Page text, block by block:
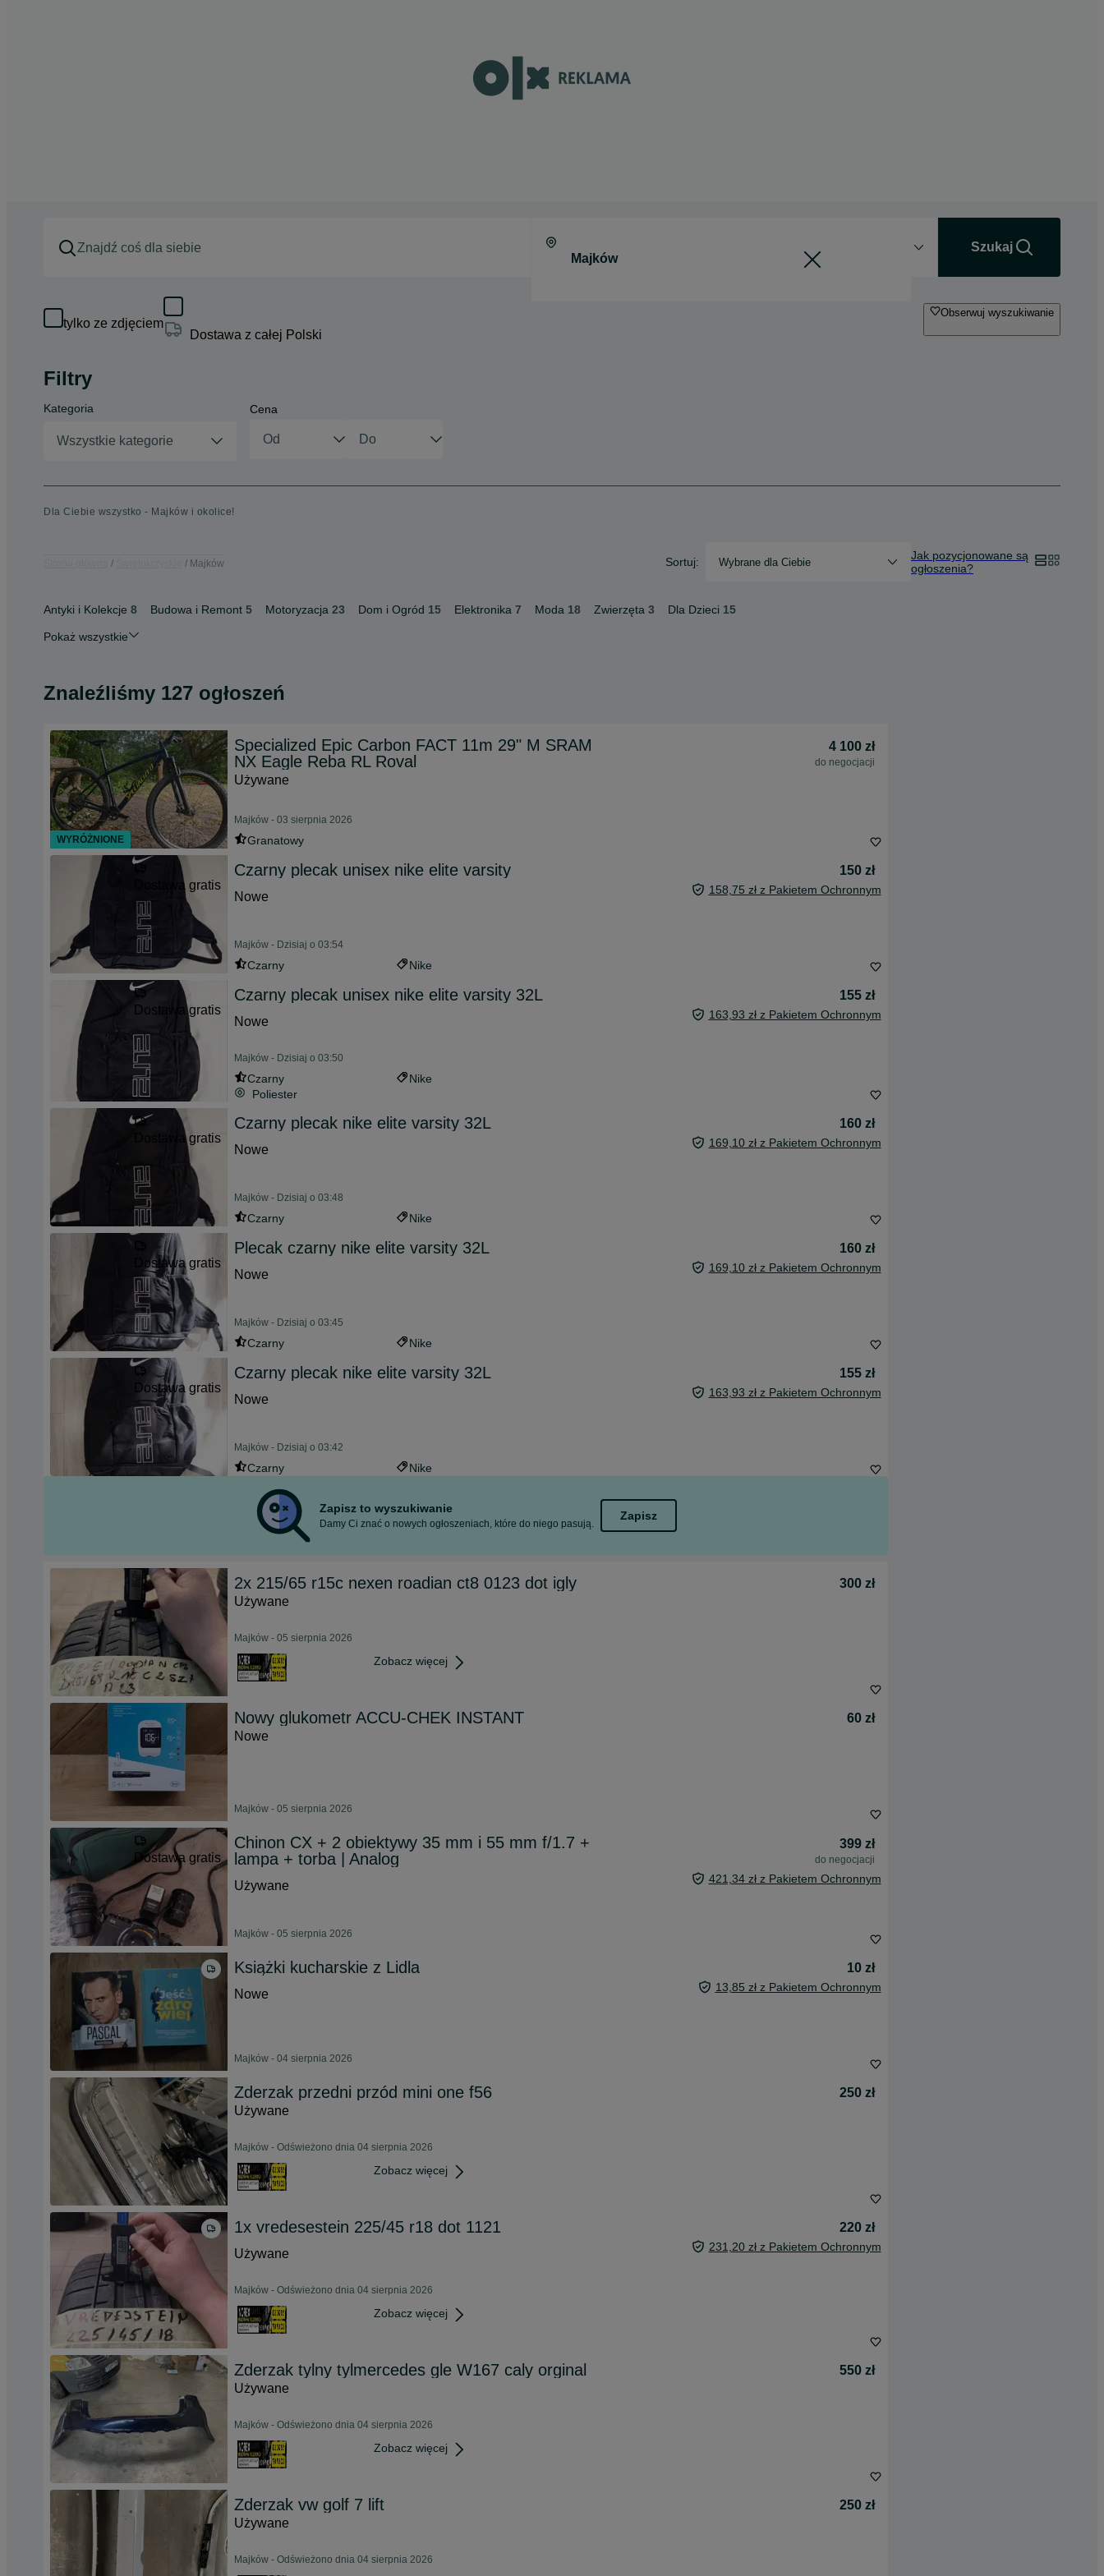
Szukaj
tylko ze zdjęciem
Dostawa z całej Polski
Obserwuj wyszukiwanie
Filtry
Kategoria
Wszystkie kategorie
Cena
Dla Ciebie wszystko - Majków i okolice!
Majków Sortuj: Wybrane dla Ciebie
Jak pozycjonowane są
ogłoszenia?
Antyki i Kolekcje 8 Budowa i Remont 5 Motoryzacja 23 Dom i Ogród 15 Elektronika 7 Moda 18 Zwierzęta 3 Dla Dzieci 15
Pokaż wszystkie
Znaleźliśmy 127 ogłoszeń
Specialized Epic Carbon FACT 11m 29" M SRAM
NX Eagle Reba RL Roval
4 100 zł
do negocjacji
Używane
Majków - 03 sierpnia 2026
Granatowy
Dostawa gratis
Czarny plecak unisex nike elite varsity
150 zł
Nowe
158,75 zł z Pakietem Ochronnym
Majków - Dzisiaj o 03:54
Czarny Nike
Dostawa gratis
Czarny plecak unisex nike elite varsity 32L
155 zł
Nowe
163,93 zł z Pakietem Ochronnym
Majków - Dzisiaj o 03:50
Czarny
Nike
Poliester
Dostawa gratis
Czarny plecak nike elite varsity 32L
160 zł
Nowe
169,10 zł z Pakietem Ochronnym
Majków - Dzisiaj o 03:48
Czarny Nike
Dostawa gratis
Plecak czarny nike elite varsity 32L
160 zł
Nowe
169,10 zł z Pakietem Ochronnym
Majków - Dzisiaj o 03:45
Czarny Nike
Dostawa gratis
Czarny plecak nike elite varsity 32L
155 zł
Nowe
163,93 zł z Pakietem Ochronnym
Majków - Dzisiaj o 03:42
Czarny Nike
Zapisz to wyszukiwanie
Damy Ci znać o nowych ogłoszeniach, które do niego pasują.
Zapisz
2x 215/65 r15c nexen roadian ct8 0123 dot igly
300 zł
Używane
Majków - 05 sierpnia 2026
Zobacz więcej
Nowy glukometr ACCU-CHEK INSTANT
60 zł
Nowe
Majków - 05 sierpnia 2026
Dostawa gratis
Chinon CX + 2 obiektywy 35 mm i 55 mm f/1.7 +
lampa + torba | Analog
399 zł
do negocjacji
Używane 421,34 zł z Pakietem Ochronnym
Majków - 05 sierpnia 2026
Książki kucharskie z Lidla
10 zł
Nowe
13,85 zł z Pakietem Ochronnym
Majków - 04 sierpnia 2026
Zderzak przedni przód mini one f56
250 zł
Używane
Majków - Odświeżono dnia 04 sierpnia 2026
Zobacz więcej
1x vredesestein 225/45 r18 dot 1121
220 zł
Używane
231,20 zł z Pakietem Ochronnym
Majków - Odświeżono dnia 04 sierpnia 2026
Zobacz więcej
Zderzak tylny tylmercedes gle W167 caly orginal
550 zł
Używane
Majków - Odświeżono dnia 04 sierpnia 2026
Zobacz więcej
Zderzak vw golf 7 lift
250 zł
Używane
Majków - Odświeżono dnia 04 sierpnia 2026
WYRÓŻNIONE